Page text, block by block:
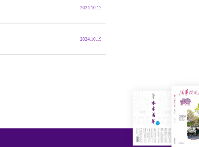
2024.10.12
2024.10.19